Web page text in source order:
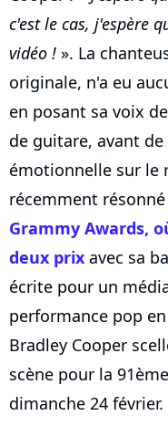
c'est le cas, j'espère
vidéo ! ». La
originale, n'a eu
en posant sa voix
de guitare, avant
émotionnelle sur le
récemment
Grammy Awards,
deux prix avec sa
écrite pour un
performance pop
Bradley Cooper
scène pour la
dimanche 24